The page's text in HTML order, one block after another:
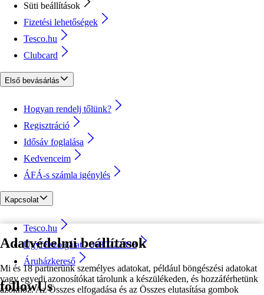
Adatvédelmi beállítások
Mi és 18 partnerünk személyes adatokat, például böngészési adatokat
vagy egyedi azonosítókat tárolunk a készülékeden, és hozzáférhetünk
azokhoz. Az Összes elfogadása és az Összes elutasítása gombok
Süti beállítások
Fizetési lehetőségek
Tesco.hu
Clubcard
Első bevásárlás
Hogyan rendelj tőlünk?
Regisztráció
Idősáv foglalása
Kedvenceim
ÁFÁ-s számla igénylés
Kapcsolat
Tesco.hu
Ügyfélszolgálat - 0680222333
Áruházkereső
followUs